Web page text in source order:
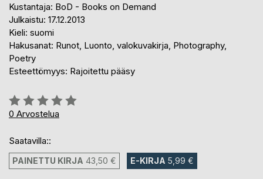
Kustantaja: BoD - Books on Demand
Julkaistu: 17.12.2013
Kieli: suomi
Hakusanat: Runot, Luonto, valokuvakirja, Photography,
Poetry
Esteettömyys: Rajoitettu pääsy
Arvostelu::
0%
0 Arvostelua
Saatavilla::
PAINETTU KIRJA 43,50 € E-KIRJA 5,99 €